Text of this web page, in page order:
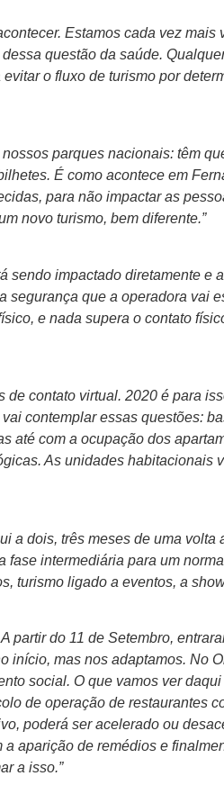
Estamos cada vez mais
questão da saúde.
o fluxo de turismo por
parques nacionais: têm
É como acontece em
para não impactar as
novo turismo, bem diferente.”
sendo impactado diretamente e
segurança que a operadora vai
e nada supera o contato
de contato virtual. 2020 é para
contemplar essas questões:
até com a ocupação dos
As unidades habitacionais
a dois, três meses de uma volta
fase intermediária para um
turismo ligado a eventos, a
partir do 11 de Setembro,
início, mas nos adaptamos. No
social. O que vamos ver
de operação de restaurantes
poderá ser acelerado ou
aparição de remédios e
a isso.”